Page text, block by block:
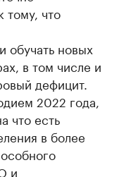
тому, что
обучать новых
в том числе и
дефицит.
2022 года,
что есть
в более
и